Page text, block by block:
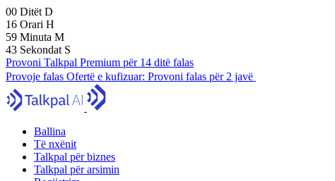
00 Ditët D
16 Orari H
59 Minuta M
41 Sekondat S
Provoni Talkpal Premium për 14 ditë falas
Provoje falas Ofertë e kufizuar: Provoni falas për 2 javë
Ballina
Të nxënit
Talkpal për biznes
Talkpal për arsimin